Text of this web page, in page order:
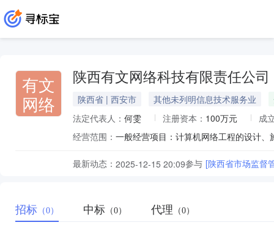
有文
网络
陕西有文网络科技有限责任公司
陕西省 | 西安市 其他未列明信息技术服务业
法定代表人： 何雯 注册资本： 100万元
成
经营范围：
最新动态： 2025-12-15 20:09参与 [陕西省市场监督
招标 （0） 中标 （0） 代理 （0）